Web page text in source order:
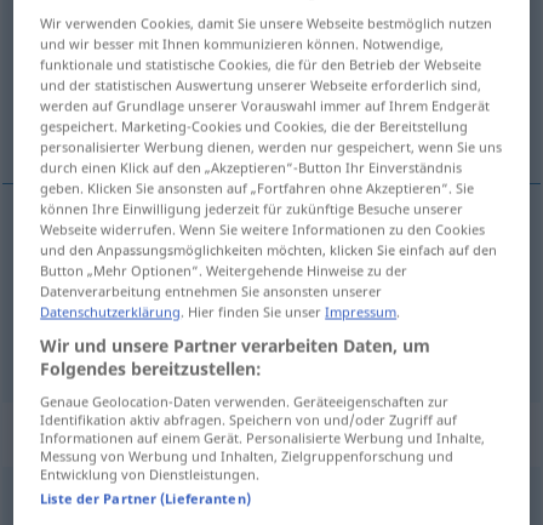
Übersicht aller Übersetzungen
(Für mehr Details die Übersetzung anklicken/antippen)
freundschaftlich, freundlich
freundschaftlich amicalton, relations
freundlich amical air, ton
Beispielsätze für "amical"
Wir verwenden Cookies, damit Sie unsere Webseite bestmöglich nutzen
und wir besser mit Ihnen kommunizieren können. Notwendige,
funktionale und statistische Cookies, die für den Betrieb der Webseite
und der statistischen Auswertung unserer Webseite erforderlich sind,
werden auf Grundlage unserer Vorauswahl immer auf Ihrem Endgerät
gespeichert. Marketing-Cookies und Cookies, die der Bereitstellung
personalisierter Werbung dienen, werden nur gespeichert, wenn Sie uns
durch einen Klick auf den „Akzeptieren“-Button Ihr Einverständnis
geben. Klicken Sie ansonsten auf „Fortfahren ohne Akzeptieren“. Sie
können Ihre Einwilligung jederzeit für zukünftige Besuche unserer
Webseite widerrufen. Wenn Sie weitere Informationen zu den Cookies
und den Anpassungsmöglichkeiten möchten, klicken Sie einfach auf den
Button „Mehr Optionen“. Weitergehende Hinweise zu der
Datenverarbeitung entnehmen Sie ansonsten unserer
Datenschutzerklärung . Hier finden Sie unserImpressum
Wir und unsere Partner verarbeiten Daten, um
Folgendes bereitzustellen:
Genaue Geolocation-Daten verwenden. Geräteeigenschaften zur
Identifikation aktiv abfragen. Speichern von und/oder Zugriff auf
Informationen auf einem Gerät. Personalisierte Werbung und Inhalte,
Messung von Werbung und Inhalten, Zielgruppenforschung und
Entwicklung von Dienstleistungen.
Liste der Partner (Lieferanten)